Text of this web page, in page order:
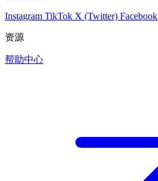
Instagram TikTok X (Twitter) Facebook
资源
帮助中心